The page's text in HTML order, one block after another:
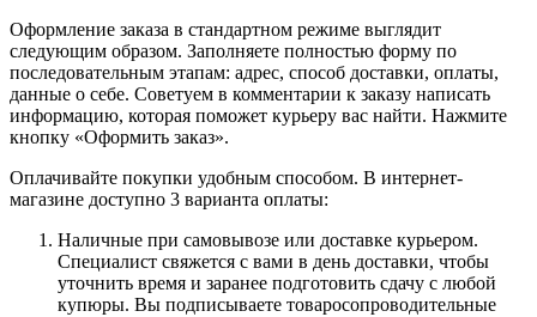
Оформление заказа в стандартном режиме выглядит
следующим образом. Заполняете полностью форму по
последовательным этапам: адрес, способ доставки, оплаты,
данные о себе. Советуем в комментарии к заказу написать
информацию, которая поможет курьеру вас найти. Нажмите
кнопку «Оформить заказ».
Оплачивайте покупки удобным способом. В интернет-
магазине доступно 3 варианта оплаты:
Наличные при самовывозе или доставке курьером.
Специалист свяжется с вами в день доставки, чтобы
уточнить время и заранее подготовить сдачу с любой
купюры. Вы подписываете товаросопроводительные